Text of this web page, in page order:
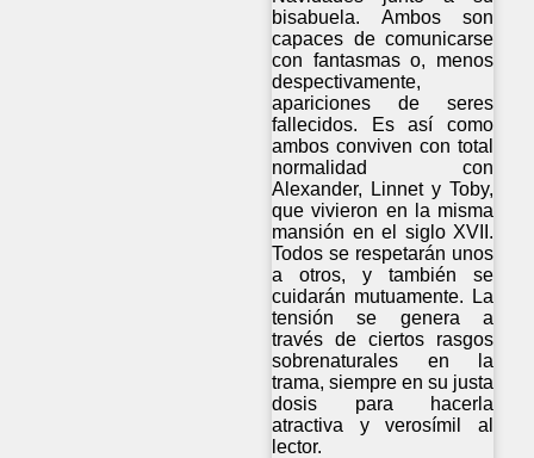
bisabuela. Ambos son
capaces de comunicarse
con fantasmas o, menos
despectivamente,
apariciones de seres
fallecidos. Es así como
ambos conviven con total
normalidad con
Alexander, Linnet y Toby,
que vivieron en la misma
mansión en el siglo XVII.
Todos se respetarán unos
a otros, y también se
cuidarán mutuamente. La
tensión se genera a
través de ciertos rasgos
sobrenaturales en la
trama, siempre en su justa
dosis para hacerla
atractiva y verosímil al
lector.